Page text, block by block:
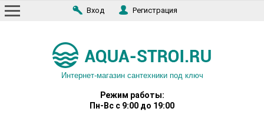
Вход Регистрация
Интернет-магазин сантехники под ключ
Режим работы:
Пн-Вс с 9:00 до 19:00